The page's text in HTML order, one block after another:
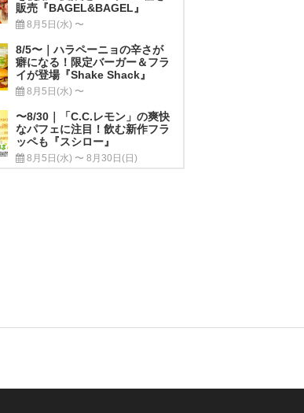
販売『BAGEL&BAGEL』
8月5日(水) 〜
8/5〜｜ハラペーニョの辛さが
癖になる！限定バーガー＆フラ
イが登場『Shake Shack』
8月5日(水) 〜
〜8/30｜「C.C.レモン」の爽快
なパフェに注目！飲む新作フラ
ッペも『スシロー』
8月5日(水) 〜 8月30日(日)